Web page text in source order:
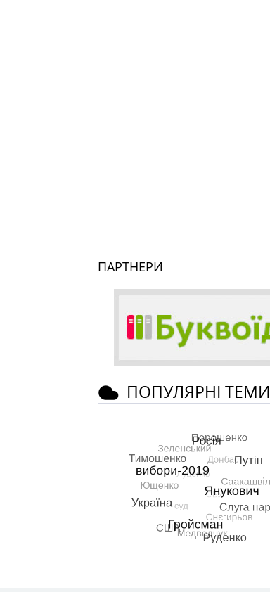
ПАРТНЕРИ
ПОПУЛЯРНІ ТЕМИ